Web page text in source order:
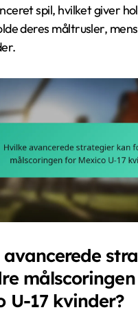
spil, hvilket giver
deres måltrusler,
avancerede
U-17 kvinder?